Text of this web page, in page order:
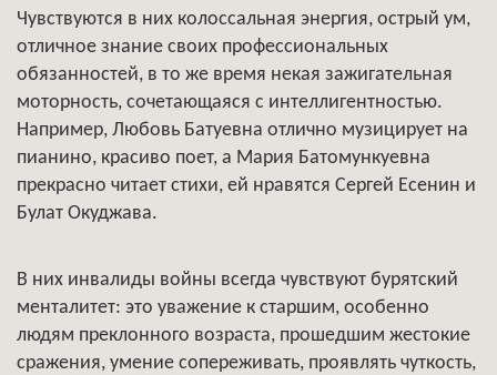
Чувствуются в них колоссальная энергия, острый ум,
отличное знание своих профессиональных
обязанностей, в то же время некая зажигательная
моторность, сочетающаяся с интеллигентностью.
Например, Любовь Батуевна отлично музицирует на
пианино, красиво поет, а Мария Батомункуевна
прекрасно читает стихи, ей нравятся Сергей Есенин и
Булат Окуджава.
В них инвалиды войны всегда чувствуют бурятский
менталитет: это уважение к старшим, особенно
людям преклонного возраста, прошедшим жестокие
сражения, умение сопереживать, проявлять чуткость,